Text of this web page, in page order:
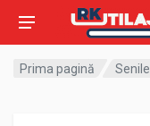
Prima pagină Senile